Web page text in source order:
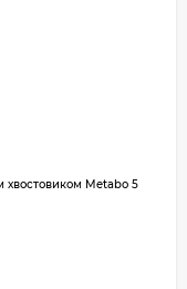
хвостовиком Metabo 5